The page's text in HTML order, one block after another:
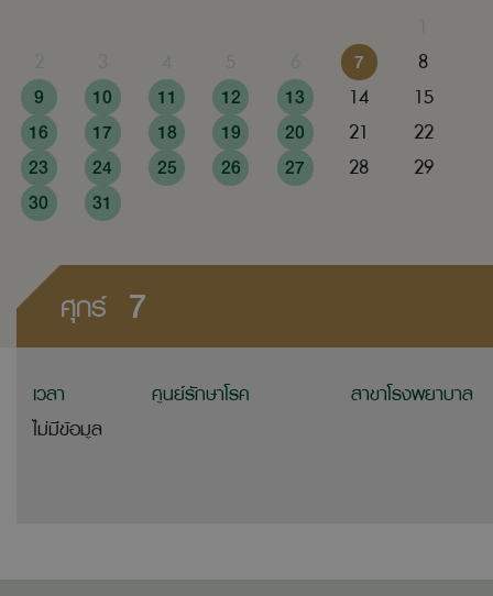
7
8
9
10 11 12 13 14
15
16
17 18 19 20 21
22
23
24 25 26 27 28
29
30
31
ศุกร์ 7
เวลา ศูนย์รักษาโรค
สาขาโรงพยาบาล
ไม่มีข้อมูล